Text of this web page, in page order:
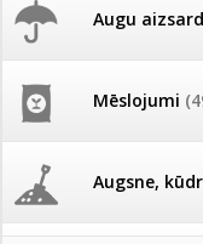
Augu
Mēslojumi
Augsne,
Pašlasīšanas vietu
26.05. Vebinārs - Kā
gliemežus piemājas
Darba laiks Līgo
Samtenes
Produkti »Sēklas,
Samtenes
Samtenes Safari
artikuls: